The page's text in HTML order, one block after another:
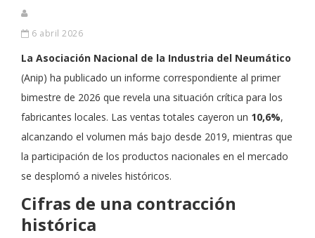
6 abril 2026
La Asociación Nacional de la Industria del Neumático
(Anip) ha publicado un informe correspondiente al primer
bimestre de 2026 que revela una situación crítica para los
fabricantes locales. Las ventas totales cayeron un 10,6%,
alcanzando el volumen más bajo desde 2019, mientras que
la participación de los productos nacionales en el mercado
se desplomó a niveles históricos.
Cifras de una contracción
histórica